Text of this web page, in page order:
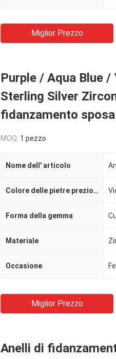
Miglior Prezzo
Purple / Aqua Blue
Sterling Silver
fidanzamento sposa
MOQ: 1 pezzo
Nome dell' articolo
Colore delle pietre preziose
Forma della gemma
Materiale
Occasione
Miglior Prezzo
Anelli di